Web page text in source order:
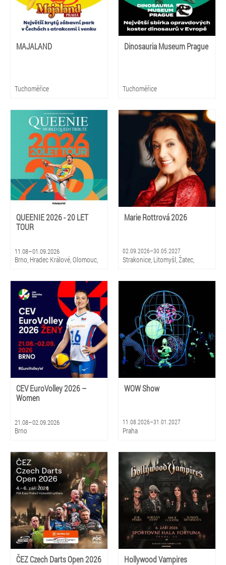
MAJALAND
Tuchoměřice
Dinosauria Museum Prague
Tuchoměřice
QUEENIE 2026 - 20 LET
TOUR
11.08–01.09.2026
Brno, Hradec Králové, Olomouc,
Marie Rottrová 2026
02.09.2026–30.05.2027
Strakonice, Litomyšl, Žatec,
Praha, Ostrava, Pardubice, Plzeň
CEV EuroVolley 2026 –
Women
21.08–02.09.2026
Brno
WOW Show
11.08.2026–31.01.2027
Praha
ČEZ Czech Darts Open 2026 Hollywood Vampires